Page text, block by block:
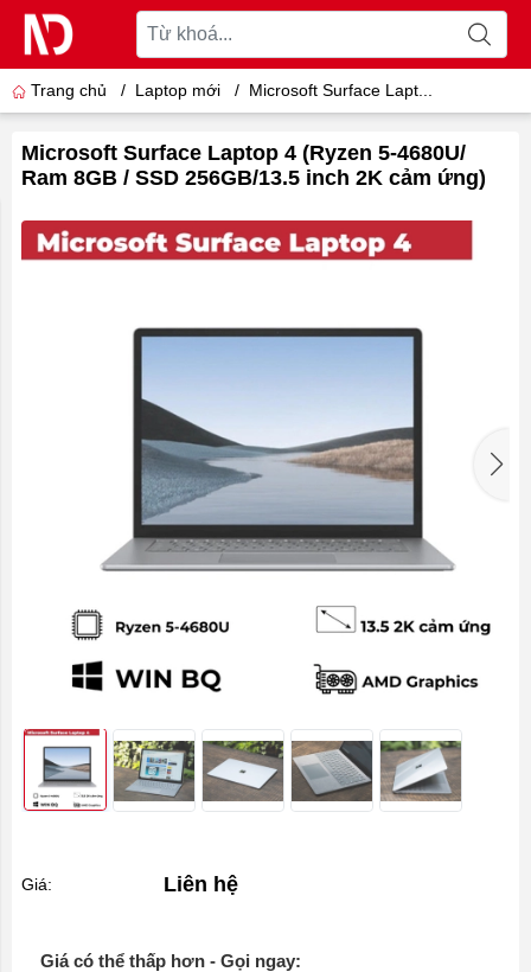
Trang chủ / Laptop mới / Microsoft Surface Lapt...
Microsoft Surface Laptop 4 (Ryzen 5-4680U/
Ram 8GB / SSD 256GB/13.5 inch 2K cảm ứng)
Giá: Liên hệ
Giá có thể thấp hơn - Gọi ngay: